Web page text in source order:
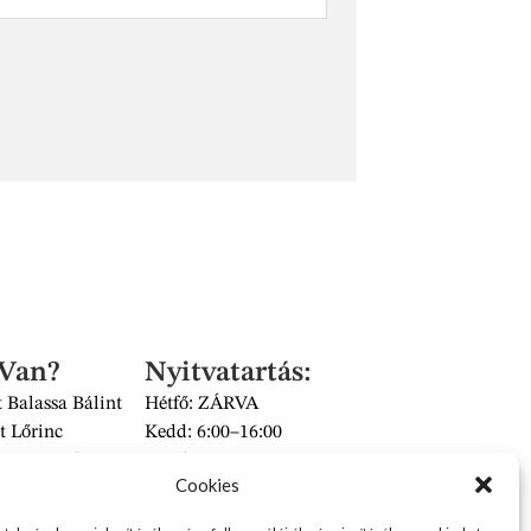
Cookies
Balassa Bálint
Lőrinc
Nyitvatartás:
Hétfő: ZÁRVA
Kedd: 6:00–16:00
Csütörtök: 6:00–16:00